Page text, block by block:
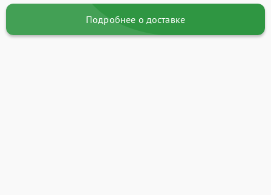
Подробнее о доставке